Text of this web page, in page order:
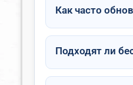
Как часто
Подходят ли